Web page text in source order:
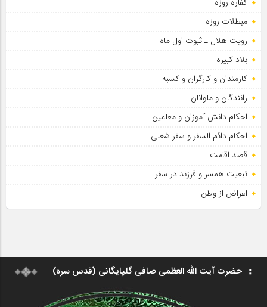
مبطلات روزه
رویت هلال ـ ثبوت اول ماه
بلاد کبیره
کارمندان و کارگران و کسبه
رانندگان و ملوانان
احکام دانش آموزان و معلمین
احکام دائم السفر و سفر شغلی
قصد اقامت
تبعیت همسر و فرزند در سفر
اعراض از وطن
حضرت آیت الله العظمی صافی گلپایگانی (قدس سره)